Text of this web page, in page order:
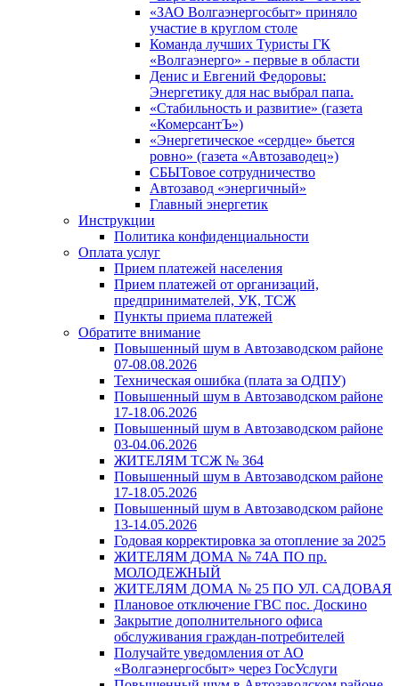
«ЗАО Волгаэнергосбыт» приняло
участие в круглом столе
Команда лучших Туристы ГК
«Волгаэнерго» - первые в области
Денис и Евгений Федоровы:
Энергетику для нас выбрал папа.
«Стабильность и развитие» (газета
«КомерсантЪ»)
«Энергетическое «сердце» бьется
ровно» (газета «Автозаводец»)
СБЫТовое сотрудничество
Автозавод «энергичный»
Главный энергетик
Инструкции
Политика конфиденциальности
Оплата услуг
Прием платежей населения
Прием платежей от организаций,
предпринимателей, УК, ТСЖ
Пункты приема платежей
Обратите внимание
Повышенный шум в Автозаводском районе
07-08.08.2026
Техническая ошибка (плата за ОДПУ)
Повышенный шум в Автозаводском районе
17-18.06.2026
Повышенный шум в Автозаводском районе
03-04.06.2026
ЖИТЕЛЯМ ТСЖ № 364
Повышенный шум в Автозаводском районе
17-18.05.2026
Повышенный шум в Автозаводском районе
13-14.05.2026
Годовая корректировка за отопление за 2025
ЖИТЕЛЯМ ДОМА № 74А ПО пр.
МОЛОДЕЖНЫЙ
ЖИТЕЛЯМ ДОМА № 25 ПО УЛ. САДОВАЯ
Плановое отключение ГВС пос. Доскино
Закрытие дополнительного офиса
обслуживания граждан-потребителей
Получайте уведомления от АО
«Волгаэнергосбыт» через ГосУслуги